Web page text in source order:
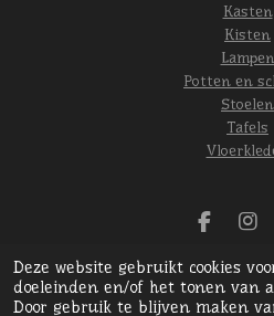
Deze website gebruikt cookies
doeleinden en/of het tonen van
Door gebruik te blijven maken
Kasten
Kisten
Lampen
Potten en
Stoelen
Tafels
F
c
e
b
I
s
t
a
Powered by JouwWeb